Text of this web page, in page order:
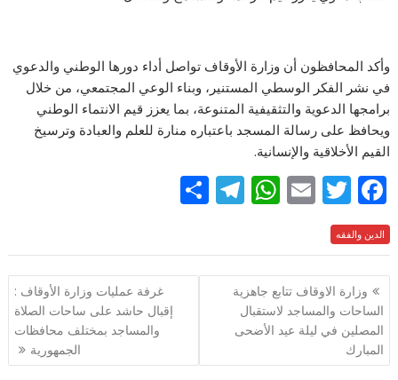
وأكد المحافظون أن وزارة الأوقاف تواصل أداء دورها الوطني والدعوي
في نشر الفكر الوسطي المستنير، وبناء الوعي المجتمعي، من خلال
برامجها الدعوية والتثقيفية المتنوعة، بما يعزز قيم الانتماء الوطني
ويحافظ على رسالة المسجد باعتباره منارة للعلم والعبادة وترسيخ
القيم الأخلاقية والإنسانية.
F
ac
e
b
o
o
k
T
w
itt
er
E
m
ai
l
W
h
at
s
A
p
p
T
el
e
gr
ar
e
الدين والفقه
تصفّح
المقالات
وزارة الاوقاف تتابع جاهزية
الساحات والمساجد لاستقبال
المصلين في ليلة عيد الأضحى
المبارك
غرفة عمليات وزارة الأوقاف :
إقبال حاشد على ساحات الصلاة
والمساجد بمختلف محافظات
الجمهورية